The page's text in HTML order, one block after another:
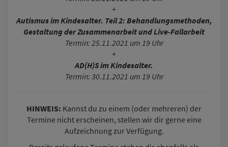
+
Autismus im Kindesalter. Teil 2: Behandlungsmethoden,
Gestaltung der Zusammenarbeit und Live-Fallarbeit
Termin: 25.11.2021 um 19 Uhr
+
AD(H)S im Kindesalter.
Termin: 30.11.2021 um 19 Uhr
HINWEIS: Kannst du zu einem (oder mehreren) der
Termine nicht erscheinen, stellen wir dir gerne eine
Aufzeichnung zur Verfügung.